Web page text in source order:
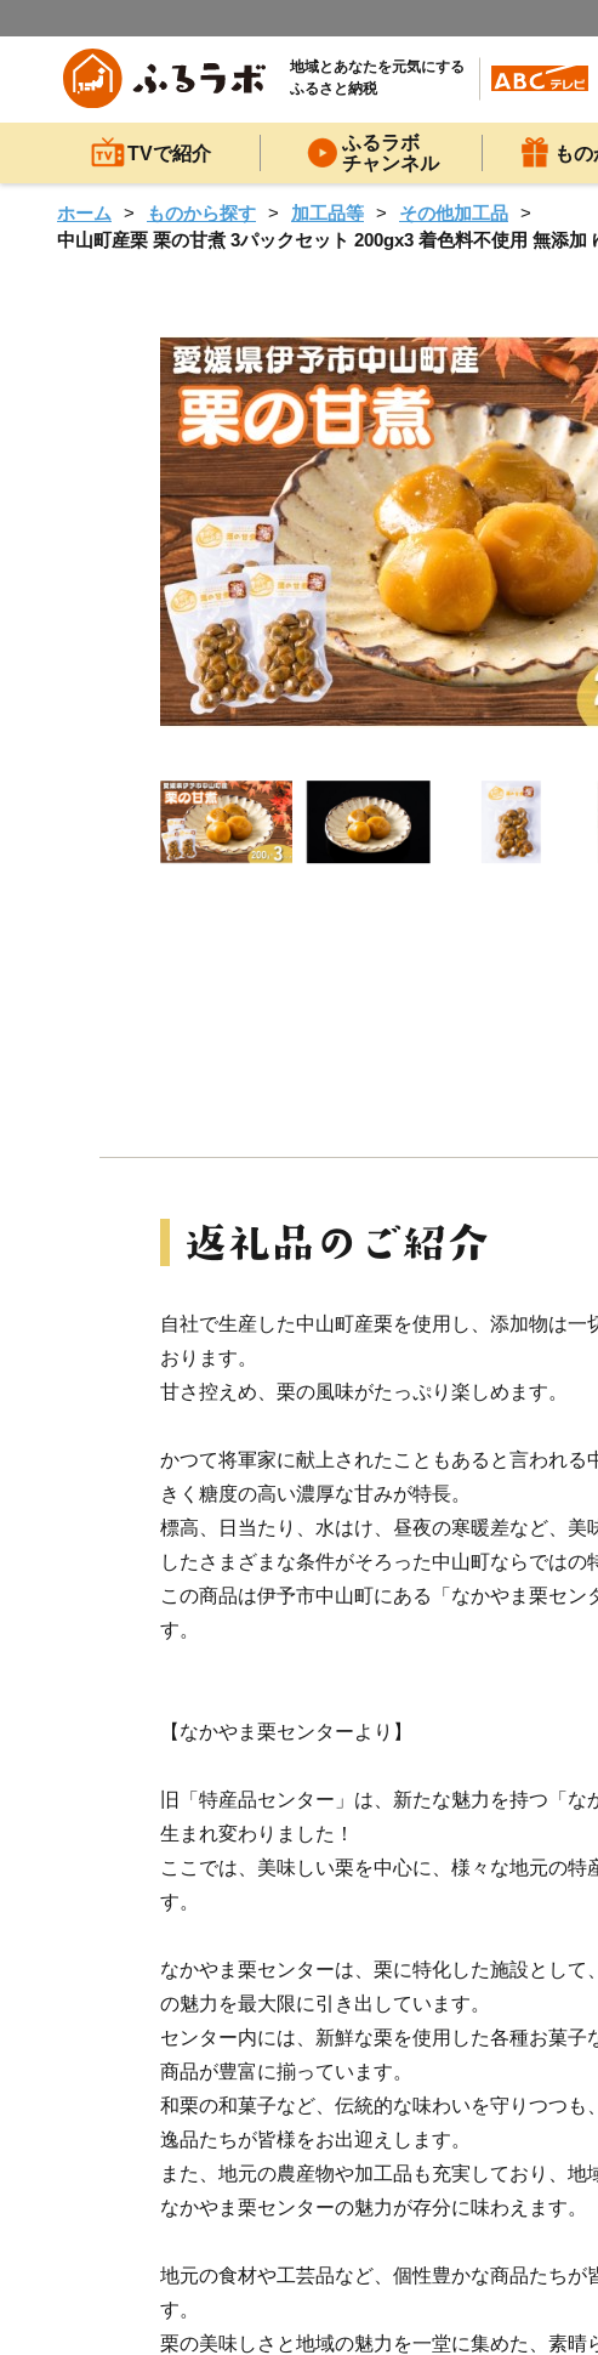
地域とあなたを元気にする
ふるさと納税
TVで紹介
ふるラボ
チャンネル
も
ホーム ものから探す 加工品等
その他加工品
中山町産栗 栗の甘煮 3パックセット 200gx3 着色料不使用 無添
自社で生産した中山町産栗を使用し、添加物は一
おります。
甘さ控えめ、栗の風味がたっぷり楽しめます。
かつて将軍家に献上されたこともあると言われる
きく糖度の高い濃厚な甘みが特長。
標高、日当たり、水はけ、昼夜の寒暖差など、美
したさまざまな条件がそろった中山町ならではの
この商品は伊予市中山町にある「なかやま栗セン
す。
【なかやま栗センターより】
旧「特産品センター」は、新たな魅力を持つ「な
生まれ変わりました！
ここでは、美味しい栗を中心に、様々な地元の特
す。
なかやま栗センターは、栗に特化した施設として
の魅力を最大限に引き出しています。
センター内には、新鮮な栗を使用した各種お菓子
商品が豊富に揃っています。
和栗の和菓子など、伝統的な味わいを守りつつも
逸品たちが皆様をお出迎えします。
また、地元の農産物や加工品も充実しており、地
なかやま栗センターの魅力が存分に味わえます。
地元の食材や工芸品など、個性豊かな商品たちが
す。
栗の美味しさと地域の魅力を一堂に集めた、素晴